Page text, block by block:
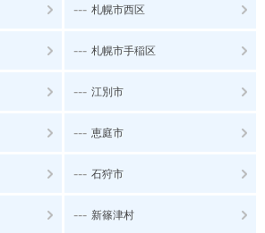
--- 札幌市西区
--- 札幌市手稲区
--- 江別市
--- 恵庭市
--- 石狩市
--- 新篠津村